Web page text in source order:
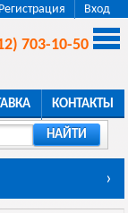
Регистрация Вход
703-10-50
КОНТАКТЫ
НАЙТИ
›